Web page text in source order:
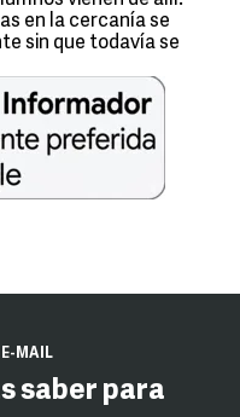
en la cercanía se
sin que todavía se
E-MAIL
saber para